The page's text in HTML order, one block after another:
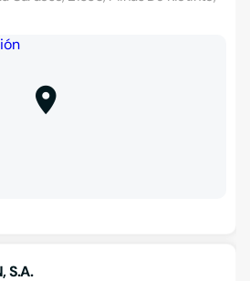
S.A.